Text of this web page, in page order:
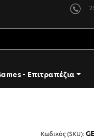
- Επιτραπέζια
Κωδικός (SKU):